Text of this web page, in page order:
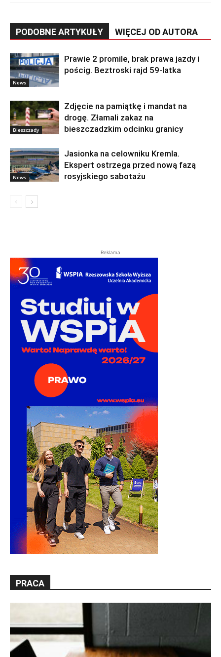
PODOBNE ARTYKUŁY WIĘCEJ OD AUTORA
News
Prawie 2 promile, brak prawa jazdy i
pościg. Beztroski rajd 59-latka
Bieszczady
Zdjęcie na pamiątkę i mandat na
drogę. Złamali zakaz na
bieszczadzkim odcinku granicy
News
Jasionka na celowniku Kremla.
Ekspert ostrzega przed nową fazą
rosyjskiego sabotażu
Reklama
PRACA